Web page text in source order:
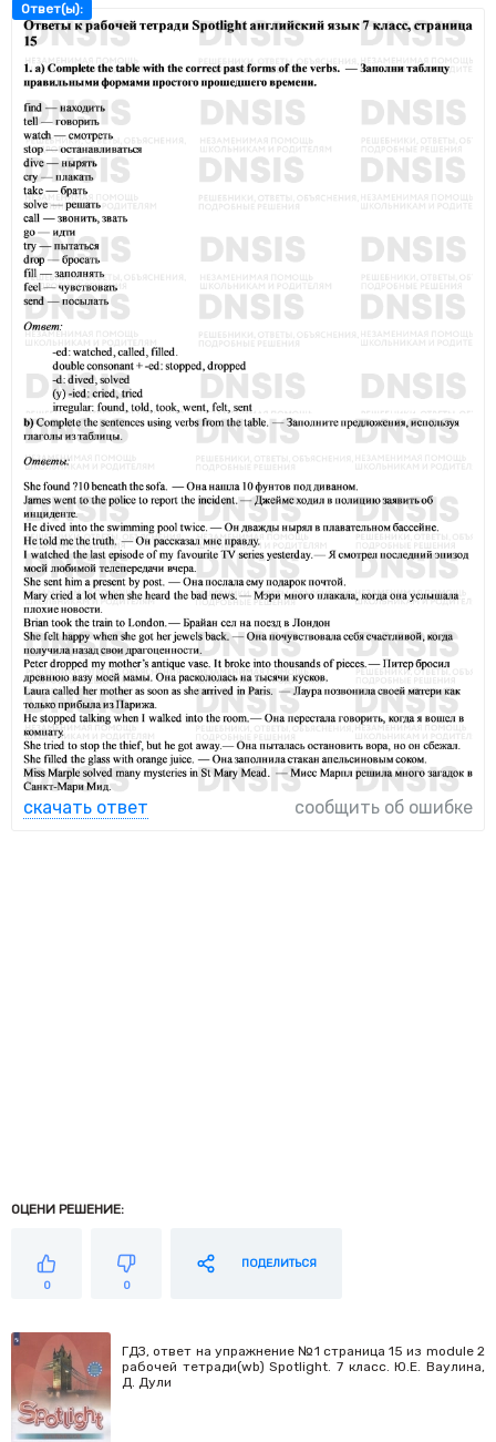
Ответ(ы):
скачать ответ сообщить об ошибке
ОЦЕНИ РЕШЕНИЕ:
0 0
ПОДЕЛИТЬСЯ
ГДЗ, ответ на упражнение №1 страница 15 из module 2
рабочей тетради(wb) Spotlight. 7 класс. Ю.Е. Ваулина,
Д. Дули